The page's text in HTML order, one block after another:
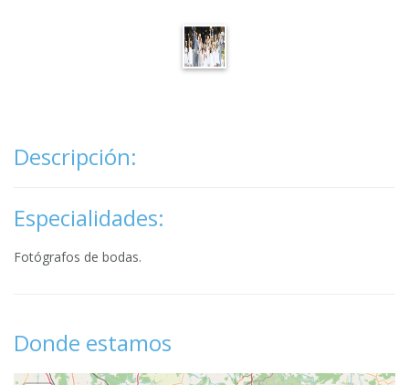
Descripción:
Especialidades:
Fotógrafos de bodas.
Donde estamos